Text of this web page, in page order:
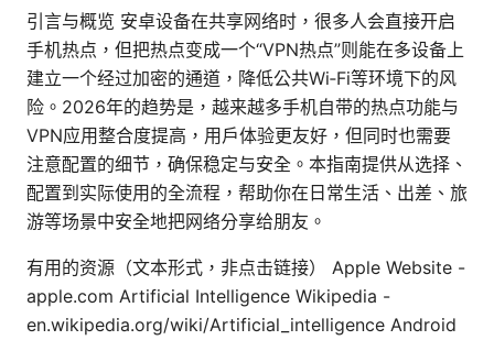
引言与概览 安卓设备在共享网络时，很多人会直接开启
手机热点，但把热点变成一个“VPN热点”则能在多设备上
建立一个经过加密的通道，降低公共Wi‑Fi等环境下的风
险。2026年的趋势是，越来越多手机自带的热点功能与
VPN应用整合度提高，用户体验更友好，但同时也需要
注意配置的细节，确保稳定与安全。本指南提供从选择、
配置到实际使用的全流程，帮助你在日常生活、出差、旅
游等场景中安全地把网络分享给朋友。
有用的资源（文本形式，非点击链接） Apple Website -
apple.com Artificial Intelligence Wikipedia -
en.wikipedia.org/wiki/Artificial_intelligence Android